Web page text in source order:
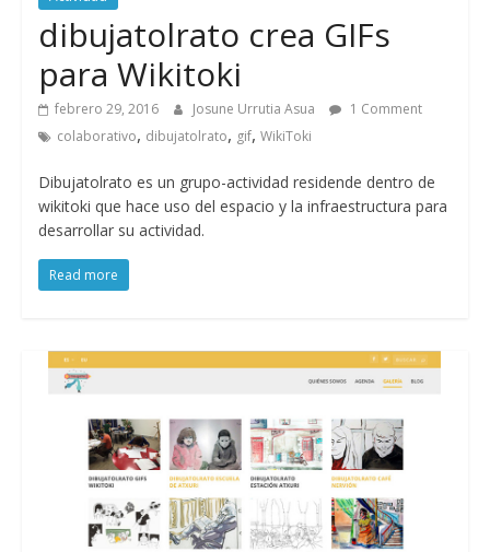
dibujatolrato crea GIFs
para Wikitoki
febrero 29, 2016 Josune Urrutia Asua
1 Comment
colaborativo, dibujatolrato, gif, WikiToki
Dibujatolrato es un grupo-actividad residende dentro de
wikitoki que hace uso del espacio y la infraestructura para
desarrollar su actividad.
Read more